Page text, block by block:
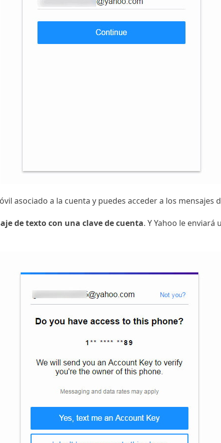
asociado a la cuenta y puedes acceder a los mensajes
de texto con una clave de cuenta. Y Yahoo le enviará